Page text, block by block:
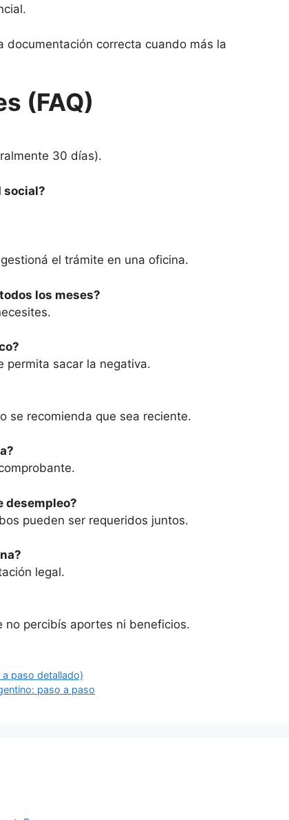
documentación correcta cuando más la
(FAQ)
30 días).
social?
el trámite en una oficina.
los meses?
permita sacar la negativa.
se recomienda que sea reciente.
desempleo?
pueden ser requeridos juntos.
legal.
no percibís aportes ni beneficios.
paso detallado)
paso a paso